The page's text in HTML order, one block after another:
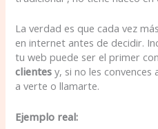
La verdad es que cada vez
en internet antes de decidir.
tu web puede ser el primer
clientes y, si no les
a verte o llamarte.
Ejemplo real: